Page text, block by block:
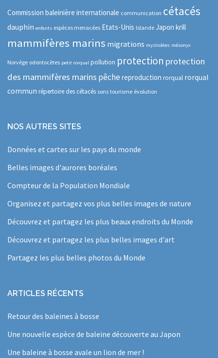
Commission baleinière internationale communication cétacés
dauphin enfants espèces menacées Etats-Unis Islande Japon krill
mammifères marins migrations mysticètes mésonyx
Norvège odontocètes petit rorqual pollution protection protection
des mammifères marins pêche reproduction rorqual rorqual
commun répertoire des cétacés sons tourisme évolution
NOS AUTRES SITES
Données et cartes sur les pays du monde
Belles images d'aurores boréales
Compteur de la Population Mondiale
Organisez et partagez vos plus belles images de nature
Découvrez et partagez les plus beaux endroits du Monde
Découvrez et partagez les plus belles images d'art
Partagez les plus belles photos du Monde
ARTICLES RÉCENTS
Retour des baleines à bosse
Une nouvelle espèce de baleine découverte au Japon
Une baleine à bosse avale un lion de mer !